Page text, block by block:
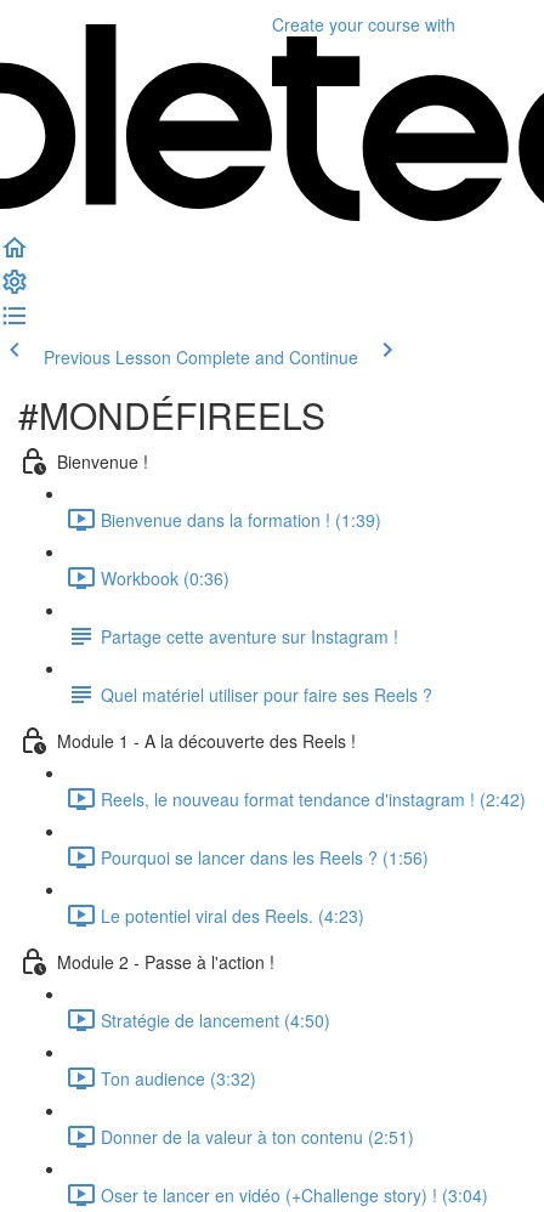
Create your course with
Previous Lesson Complete and Continue
#MONDÉFIREELS
Bienvenue !
Bienvenue dans la formation ! (1:39)
Workbook (0:36)
Partage cette aventure sur Instagram !
Quel matériel utiliser pour faire ses Reels ?
Module 1 - A la découverte des Reels !
Reels, le nouveau format tendance d'instagram ! (2:42)
Pourquoi se lancer dans les Reels ? (1:56)
Le potentiel viral des Reels. (4:23)
Module 2 - Passe à l'action !
Stratégie de lancement (4:50)
Ton audience (3:32)
Donner de la valeur à ton contenu (2:51)
Oser te lancer en vidéo (+Challenge story) ! (3:04)